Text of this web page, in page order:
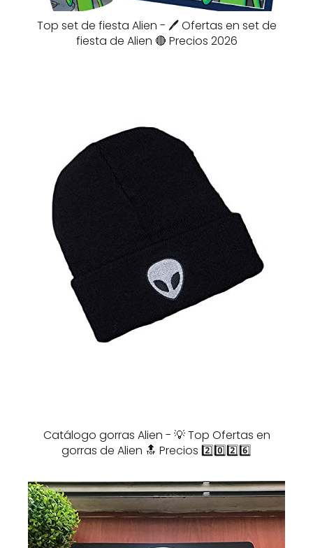
Top set de fiesta Alien - 🖊️ Ofertas en set de
fiesta de Alien 🔴 Precios 2026
Catálogo gorras Alien - 💡 Top Ofertas en
gorras de Alien 🔝 Precios 2️⃣0️⃣2️⃣6️⃣